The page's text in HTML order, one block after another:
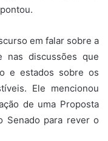
em falar sobre a
nas discussões que
e estados sobre os
Ele mencionou
de uma Proposta
Senado para rever o